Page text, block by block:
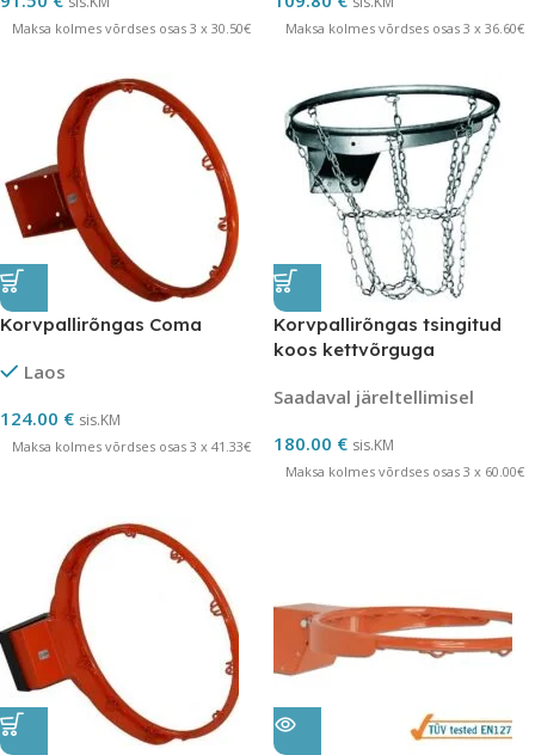
Maksa kolmes võrdses osas 3 x 30.50€ Maksa kolmes võrdses osas 3 x 36.60€
Korvpallirõngas Coma
Laos
124.00 € sis.KM
Maksa kolmes võrdses osas 3 x 41.33€
Korvpallirõngas tsingitud
koos kettvõrguga
Saadaval järeltellimisel
180.00 € sis.KM
Maksa kolmes võrdses osas 3 x 60.00€